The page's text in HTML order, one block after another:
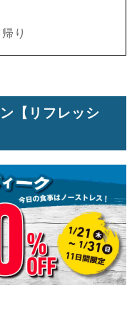
り
【リフレッシ